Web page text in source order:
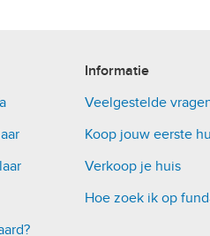
Informatie
Veelgestelde
Koop jouw eerste
Verkoop je huis
Hoe zoek ik op